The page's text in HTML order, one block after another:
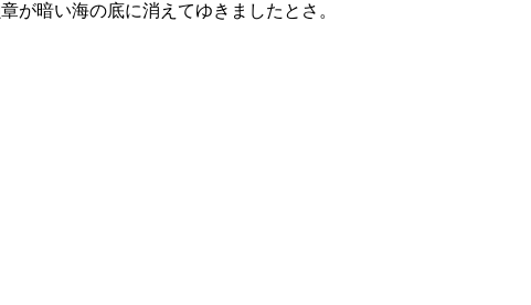
が暗い海の底に消えてゆきましたとさ。